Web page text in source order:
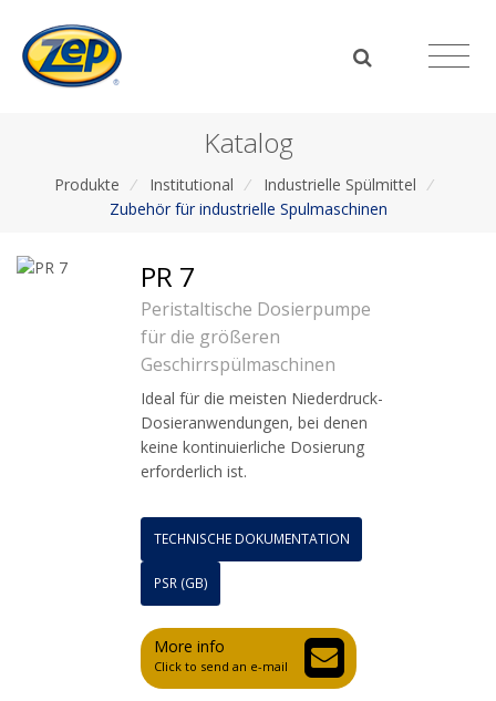
Katalog
Produkte / Institutional / Industrielle Spülmittel /
Zubehör für industrielle Spulmaschinen
PR 7
Peristaltische Dosierpumpe
für die größeren
Geschirrspülmaschinen
Ideal für die meisten Niederdruck-
Dosieranwendungen, bei denen
keine kontinuierliche Dosierung
erforderlich ist.
TECHNISCHE DOKUMENTATION
PSR (GB)
More info
Click to send an e-mail